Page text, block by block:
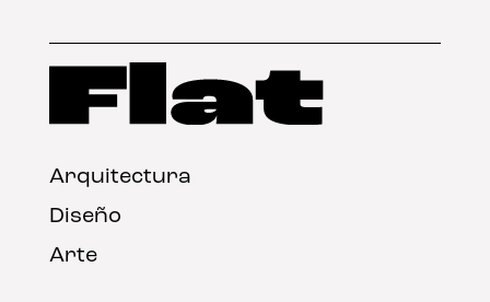
Arquitectura
Diseño
Arte